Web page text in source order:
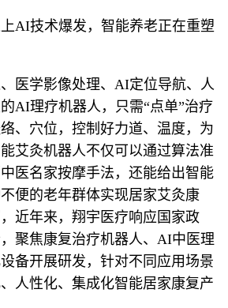
技术爆发，智能养老正在重塑
学影像处理、AI定位导航、人
AI理疗机器人，只需“点单”治疗
、穴位，控制好力道、温度，为
艾灸机器人不仅可以通过算法准
医名家按摩手法，还能给出智能
便的老年群体实现居家艾灸康
近年来，翔宇医疗响应国家政
聚焦康复治疗机器人、AI中医理
备开展研发，针对不同应用场景
人性化、集成化智能居家康复产